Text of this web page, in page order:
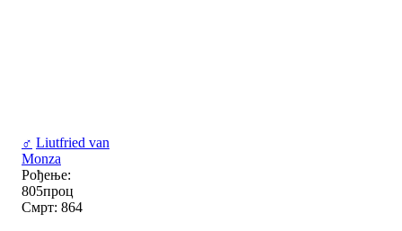
♂ Liutfried van
Monza
Рођење:
805проц
Смрт: 864